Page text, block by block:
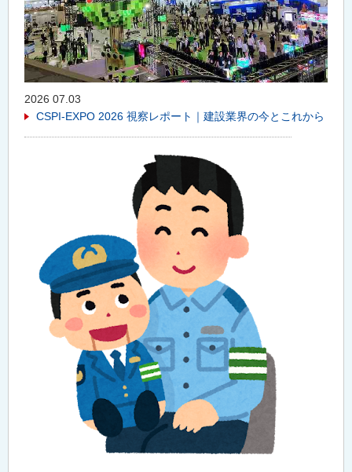
2026 07.03
CSPI-EXPO 2026 視察レポート｜建設業界の今とこれから